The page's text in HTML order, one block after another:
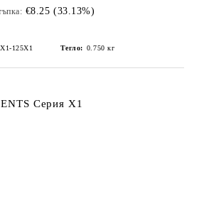
€8.25 (33.13%)
125X1 Тегло: 0.750 кг
Серия X1